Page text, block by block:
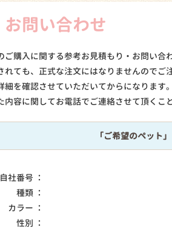
お問い合わせ
ご購入に関する参考お見積もり・お問い合
れても、正式な注文にはなりませんのでご
細を確認させていただいてからになります
内容に関してお電話でご連絡させて頂く
「ご希望のペット」
自社番号 ：
種類 ：
カラー ：
性別 ：